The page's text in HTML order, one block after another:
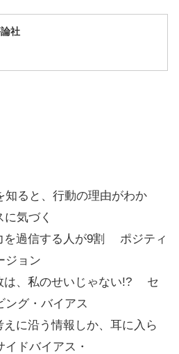
社
ると、行動の理由がわか
気づく
を過信する人が9割 ポジティ
ジョン
は、私のせいじゃない!? セ
ング・バイアス
えに沿う情報しか、耳に入ら
ドバイアス・